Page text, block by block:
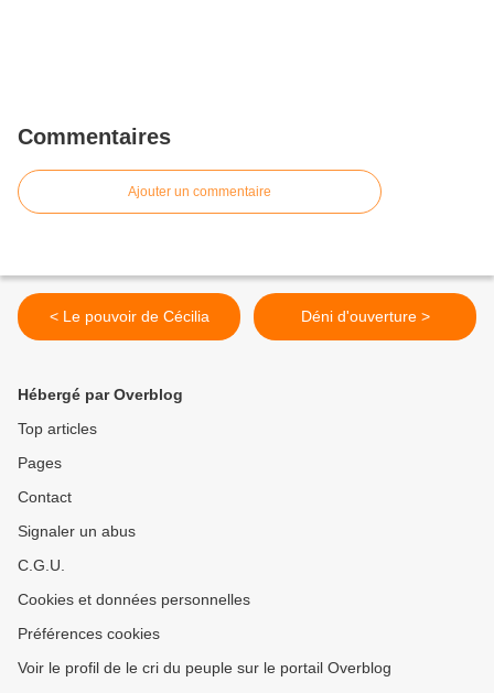
Commentaires
Ajouter un commentaire
< Le pouvoir de Cécilia Déni d'ouverture >
Hébergé par Overblog
Top articles
Pages
Contact
Signaler un abus
C.G.U.
Cookies et données personnelles
Préférences cookies
Voir le profil de le cri du peuple sur le portail Overblog